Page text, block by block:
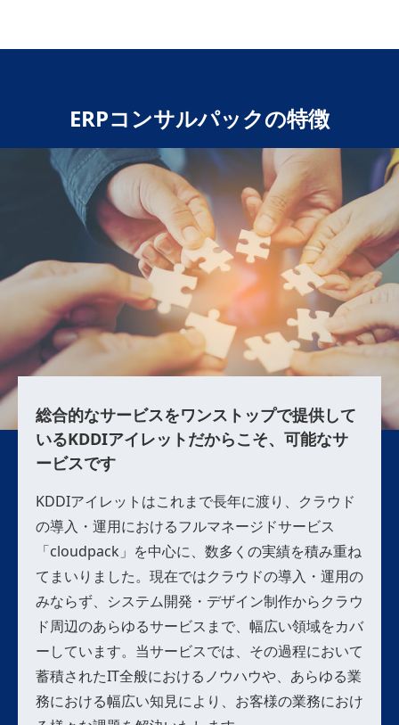
ERPコンサルパックの特徴
総合的なサービスをワンストップで提供して
いるKDDIアイレットだからこそ、可能なサ
ービスです
KDDIアイレットはこれまで長年に渡り、クラウド
の導入・運用におけるフルマネージドサービス
「cloudpack」を中心に、数多くの実績を積み重ね
てまいりました。現在ではクラウドの導入・運用の
みならず、システム開発・デザイン制作からクラウ
ド周辺のあらゆるサービスまで、幅広い領域をカバ
ーしています。当サービスでは、その過程において
蓄積されたIT全般におけるノウハウや、あらゆる業
務における幅広い知見により、お客様の業務におけ